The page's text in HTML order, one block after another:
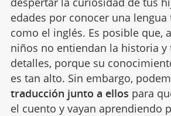
edades por conocer una lengua
como el inglés. Es posible que,
niños no entiendan la historia y
detalles, porque su
es tan alto. Sin embargo,
traducción junto a ellos para
el cuento y vayan aprendiendo